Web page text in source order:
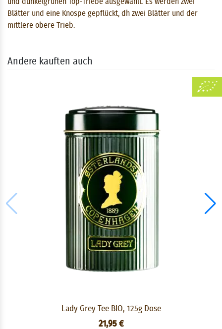
Blätter und eine Knospe gepflückt, dh zwei Blätter und der
mittlere obere Trieb.
Andere kauften auch
Lady Grey Tee BIO, 125g Dose
21,95 €